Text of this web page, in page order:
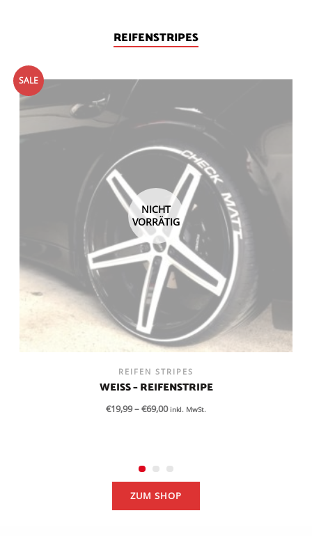
REIFENSTRIPES
SALE
NICHT
VORRÄTIG
REIFEN STRIPES
WEISS – REIFENSTRIPE
€19,99–€69,00 inkl. MwSt.
ZUM SHOP